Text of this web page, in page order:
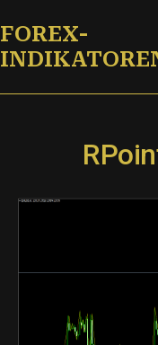
Inhalt
springen
FOREX-